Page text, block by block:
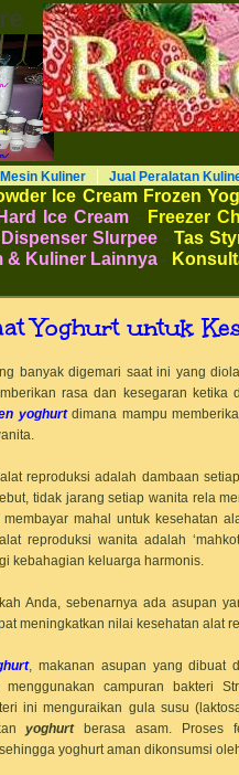
RESTO MESIN RESTO ALAT BAHAN BAKU
Distributor Agen Jual Aneka Mesin Alat Peralatan
Cafe Hotel Restoran Pastry Bakery Food and
Pengembangan Entrepreneurship Kewirausahaan
Kuliner Jual Peralatan
Ice Cream Frozen
Ice Cream- Freezer
Dispenser Slurpee - Tas
& Kuliner Lainnya -
Yoghurt untuk
banyak digemari saat ini yang
rasa dan kesegaran ketika
yoghurtdimana mampu
reproduksi adalah dambaan
tidak jarang setiap wanita rela
mahal untuk kesehatan
reproduksi wanita adalah
kebahagian keluarga harmonis.
Anda, sebenarnya ada asupan
meningkatkan nilai kesehatan alat
, makanan asupan yang dibuat
campuran bakteri
ini menguraikan gula susu
yoghurtberasa asam. Proses
yoghurt aman dikonsumsi